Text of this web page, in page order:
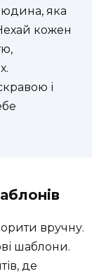
яка
кожен
і
вручну.
шаблони.
де